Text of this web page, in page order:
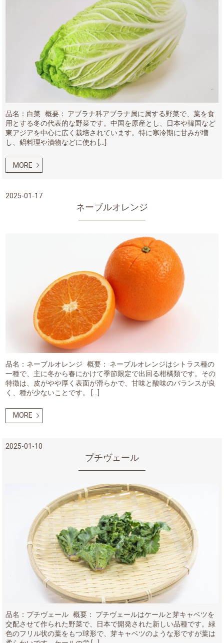
品名：白菜 概要： アブラナ科アブラナ属に属する野菜で、葉を食
用とする冬の代表的な野菜です。中国を原産とし、日本や韓国など
東アジアを中心に広く栽培されています。特に寒冷期に甘みが増
し、鍋料理や漬物などに使わ […]
MORE
2025-01-17
ネーブルオレンジ
品名：ネーブルオレンジ 概要： ネーブルオレンジはシトラス種の
一種で、主に冬から春にかけて季節限定で出回る柑橘類です。その
特徴は、皮がやや厚く表面が滑らかで、甘味と酸味のバランスが良
く、種が少ないことです。 […]
MORE
2025-01-10
プチヴェール
品名：プチヴェール 概要： プチヴェールはケールと芽キャベツを
交配させて作られた野菜で、日本で開発された新しい品種です。緑
色のフリル状の葉をもつ球形で、芽キャベツのような形ですが葉は